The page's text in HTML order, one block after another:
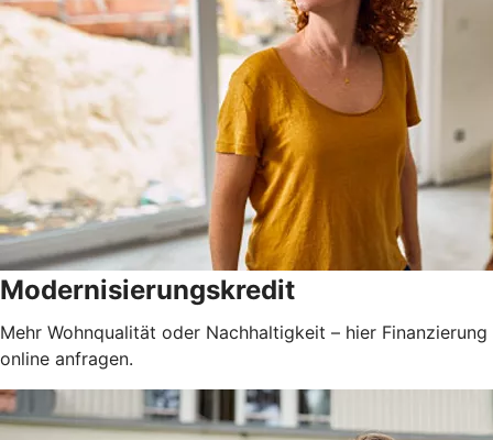
Modernisierungskredit
Mehr Wohnqualität oder Nachhaltigkeit – hier Finanzierung
online anfragen.